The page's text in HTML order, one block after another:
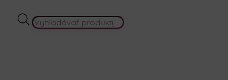
PRODUCTS